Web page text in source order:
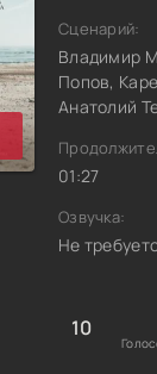
Сценарий:
Владимир
Попов,
Анатолий
01:27
Озвучка:
Не
10